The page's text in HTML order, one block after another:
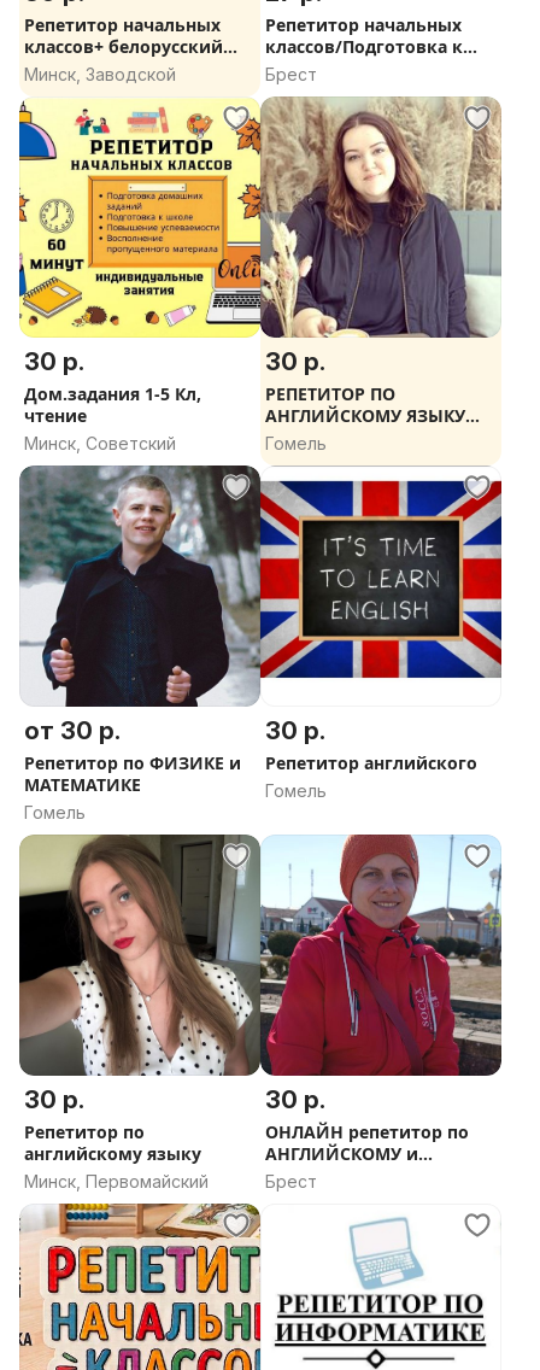
Репетитор начальных
классов+ белорусский
язык
Минск, Заводской
Репетитор начальных
классов/Подготовка к
школе
Брест
30 р.
Дом.задания 1-5 Кл,
чтение
Минск, Советский
30 р.
РЕПЕТИТОР ПО
АНГЛИЙСКОМУ ЯЗЫКУ
(НОВЫЙ УНИВЕРМАГ)
Гомель
от 30 р.
Репетитор по ФИЗИКЕ и
МАТЕМАТИКЕ
Гомель
30 р.
Репетитор английского
Гомель
30 р.
Репетитор по
английскому языку
Минск, Первомайский
30 р.
ОНЛАЙН репетитор по
АНГЛИЙСКОМУ и
ФРАНЦУЗСКОМУ
Брест